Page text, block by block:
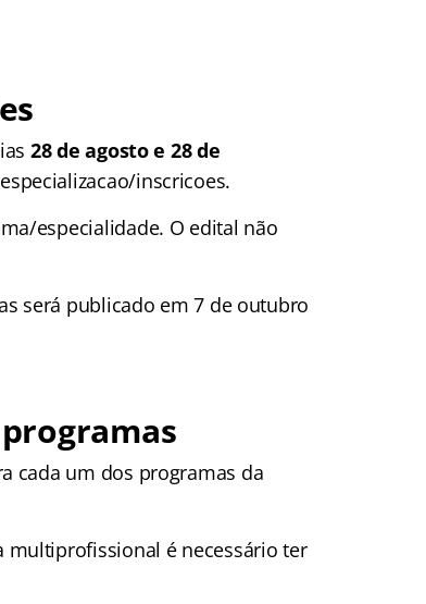
28 de agosto e 28 de
inscricoes.
especialidade. O edital não
será publicado em 7 de outubro
programas
cada um dos programas da
multiprofissional é necessário ter